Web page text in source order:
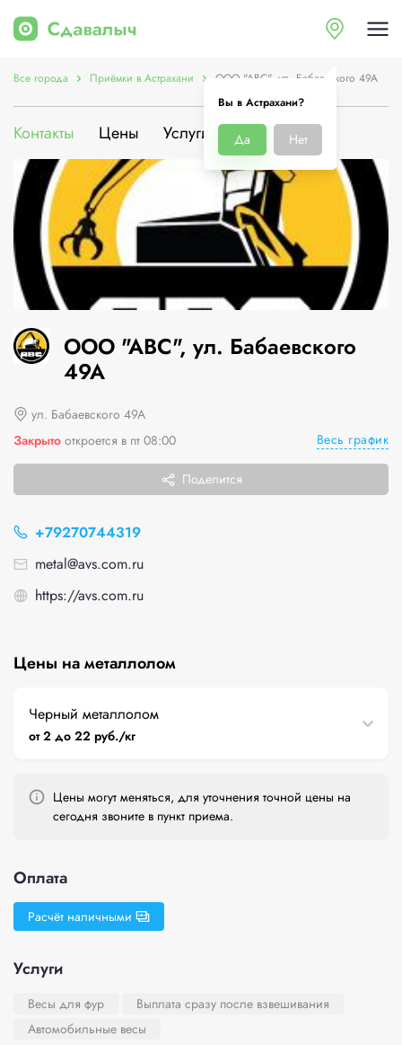
Вы в Астрахани?
Да Нет
Все города Приёмки в Астрахани ООО "АВС", ул. Бабаевского 49А
Контакты Цены Услуги О компании
ООО "АВС", ул. Бабаевского
49А
ул. Бабаевского 49А
Закрыто откроется в пт 08:00 Весь график
Поделится
+79270744319
metal@avs.com.ru
https://avs.com.ru
Цены на металлолом
Черный металлолом
от 2 до 22 руб./кг
Цены могут меняться, для уточнения точной цены на
сегодня звоните в пункт приема.
Оплата
Расчёт наличными
Услуги
Весы для фур
Выплата сразу после взвешивания
Автомобильные весы